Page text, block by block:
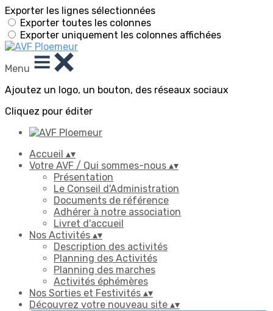
Exporter les lignes sélectionnées
Exporter toutes les colonnes
Exporter uniquement les colonnes affichées
Menu
Ajoutez un logo, un bouton, des réseaux sociaux
Cliquez pour éditer
Accueil ▴▾
Votre AVF / Qui sommes-nous ▴▾
Présentation
Le Conseil d'Administration
Documents de référence
Adhérer à notre association
Livret d'accueil
Nos Activités ▴▾
Description des activités
Planning des Activités
Planning des marches
Activités éphémères
Nos Sorties et Festivités ▴▾
Découvrez votre nouveau site ▴▾